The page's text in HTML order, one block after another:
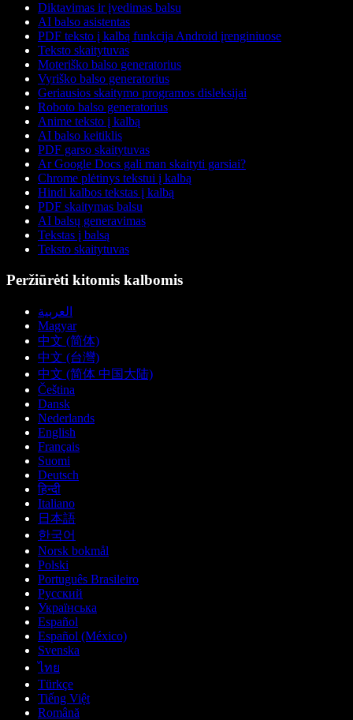
Diktavimas ir įvedimas balsu
AI balso asistentas
PDF teksto į kalbą funkcija Android įrenginiuose
Teksto skaitytuvas
Moteriško balso generatorius
Vyriško balso generatorius
Geriausios skaitymo programos disleksijai
Roboto balso generatorius
Anime teksto į kalbą
AI balso keitiklis
PDF garso skaitytuvas
Ar Google Docs gali man skaityti garsiai?
Chrome plėtinys tekstui į kalbą
Hindi kalbos tekstas į kalbą
PDF skaitymas balsu
AI balsų generavimas
Tekstas į balsą
Teksto skaitytuvas
Peržiūrėti kitomis kalbomis
العربية
Magyar
中文 (简体)
中文 (台灣)
中文 (简体 中国大陆)
Čeština
Dansk
Nederlands
English
Français
Suomi
Deutsch
हिन्दी
Italiano
日本語
한국어
Norsk bokmål
Polski
Português Brasileiro
Русский
Українська
Español
Español (México)
Svenska
ไทย
Türkçe
Tiếng Việt
Română